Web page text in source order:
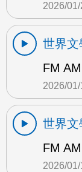
2026/01/
世界文
FM AM
2026/01/
世界文
FM AM
2026/01/